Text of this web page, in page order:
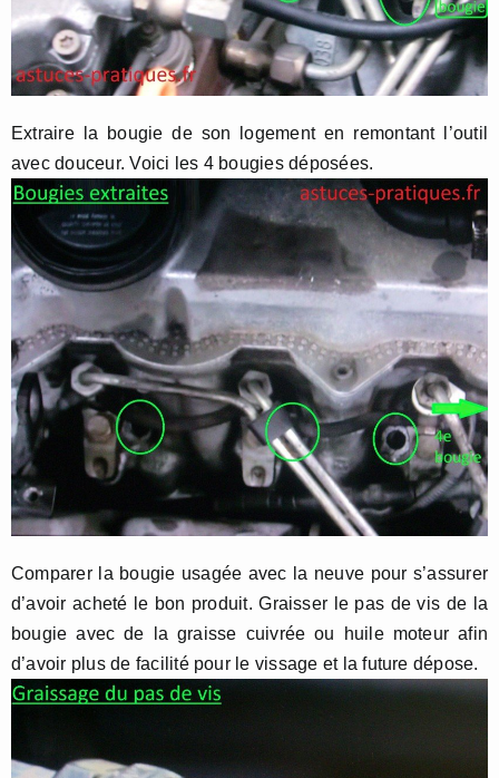
Extraire la bougie de son logement en remontant l’outil
avec douceur. Voici les 4 bougies déposées.
Comparer la bougie usagée avec la neuve pour s’assurer
d’avoir acheté le bon produit. Graisser le pas de vis de la
bougie avec de la graisse cuivrée ou huile moteur afin
d’avoir plus de facilité pour le vissage et la future dépose.